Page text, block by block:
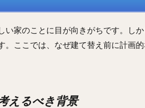
家のことに目が向きがちです。し
ここでは、なぜ建て替え前に計画
えるべき背景